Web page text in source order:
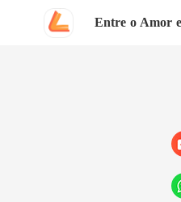
Entre o Amor